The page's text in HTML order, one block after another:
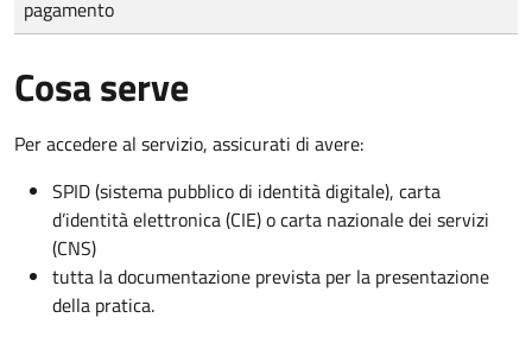
pagamento
Cosa serve
Per accedere al servizio, assicurati di avere:
SPID (sistema pubblico di identità digitale), carta
d’identità elettronica (CIE) o carta nazionale dei servizi
(CNS)
tutta la documentazione prevista per la presentazione
della pratica.